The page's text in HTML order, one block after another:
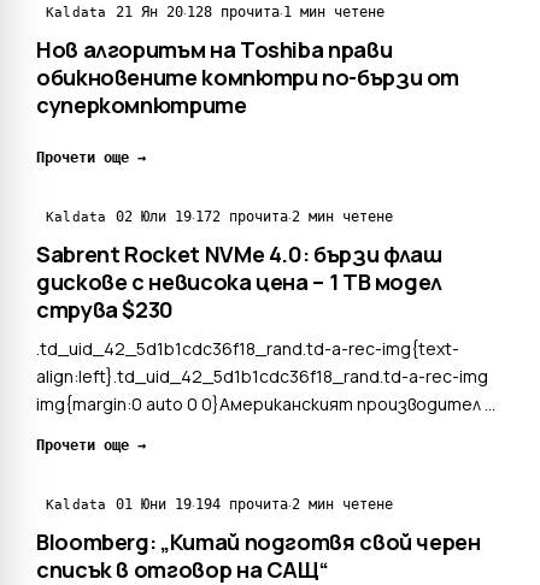
сравнително ново явление, ко...
Kaldata 21 Ян 20·128 прочита·1 мин четене
Нов алгоритъм на Toshiba прави
обикновените компютри по-бързи от
суперкомпютрите
Прочети още →
Kaldata 02 Юли 19·172 прочита·2 мин четене
Sabrent Rocket NVMe 4.0: бързи флаш
дискове с невисока цена – 1 TB модел
струва $230
.td_uid_42_5d1b1cdc36f18_rand.td-a-rec-img{text-
align:left}.td_uid_42_5d1b1cdc36f18_rand.td-a-rec-img
img{margin:0 auto 0 0}Американският производител на
флаш дискове Rocket NVMe 4.0. Това са едни от
фактор и...
Прочети още →
Kaldata 01 Юни 19·194 прочита·2 мин четене
Bloomberg: „Китай подготвя свой черен
списък в отговор на САЩ“